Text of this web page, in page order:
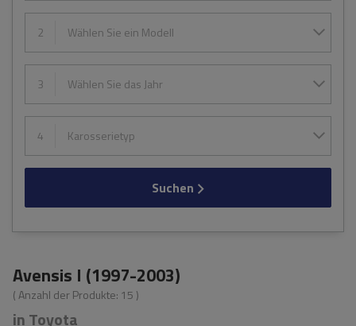
2 Wählen Sie ein Modell
3 Wählen Sie das Jahr
4 Karosserietyp
Suchen
Avensis I (1997-2003)
( Anzahl der Produkte: 15 )
in Toyota